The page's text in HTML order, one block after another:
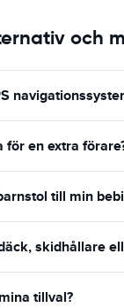
och
för en extra
till min
skidhållare
tillval?